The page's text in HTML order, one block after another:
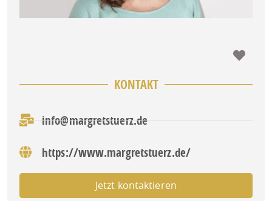
KONTAKT
info@margretstuerz.de
https://www.margretstuerz.de/
Jetzt kontaktieren